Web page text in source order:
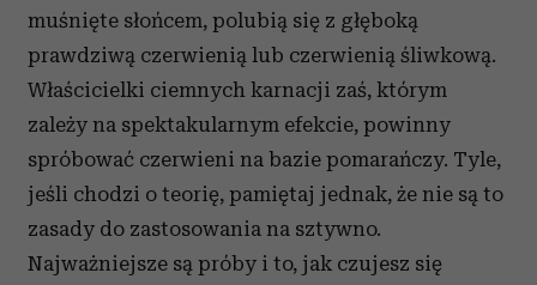
muśnięte słońcem, polubią się z głęboką
prawdziwą czerwienią lub czerwienią śliwkową.
Właścicielki ciemnych karnacji zaś, którym
zależy na spektakularnym efekcie, powinny
spróbować czerwieni na bazie pomarańczy. Tyle,
jeśli chodzi o teorię, pamiętaj jednak, że nie są to
zasady do zastosowania na sztywno.
Najważniejsze są próby i to, jak czujesz się